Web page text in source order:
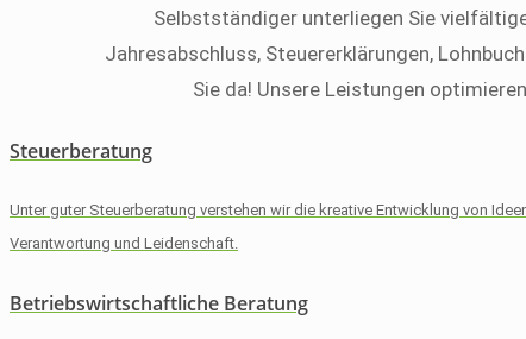
Selbstständiger unterliegen Sie
Jahresabschluss, Steuererklärungen,
Sie da! Unsere Leistungen
Steuerberatung
Unter guter Steuerberatung verstehen wir die kreative Entwicklung von
Verantwortung und Leidenschaft.
Betriebswirtschaftliche Beratung